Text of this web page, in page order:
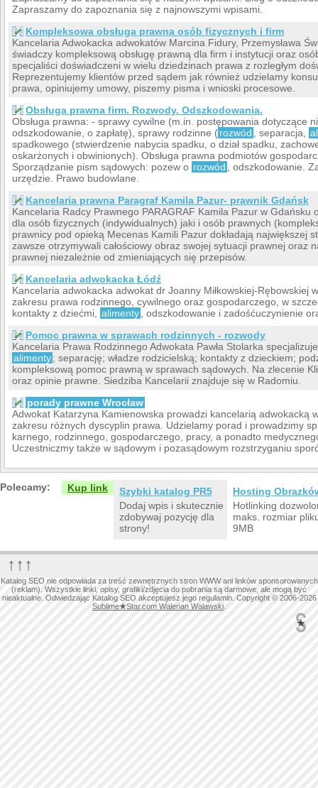
Zapraszamy do zapoznania się z najnowszymi wpisami.
Kompleksowa obsługa prawna osób fizycznych i firm
Kancelaria Adwokacka adwokatów Marcina Fidury, Przemysława
świadczy kompleksową obsługę prawną dla firm i instytucji oraz
specjaliści doświadczeni w wielu dziedzinach prawa z rozległym
Reprezentujemy klientów przed sądem jak również udzielamy
prawa, opiniujemy umowy, piszemy pisma i wnioski procesowe.
Obsługa prawna firm. Rozwody. Odszkodowania.
Obsługa prawna: - sprawy cywilne (m.in. postępowania dotyczące
odszkodowanie, o zapłatę), sprawy rodzinne (rozwód , separacja,
spadkowego (stwierdzenie nabycia spadku, o dział spadku,
oskarżonych i obwinionych). Obsługa prawna podmiotów
Sporządzanie pism sądowych: pozew o rozwód
, odszkodowanie.
urzędzie. Prawo budowlane.
Kancelaria prawna Paragraf Kamila Pazur- prawnik Gdańsk
Kancelaria Radcy Prawnego PARAGRAF Kamila Pazur w Gdańsku
dla osób fizycznych (indywidualnych) jaki i osób prawnych
prawnicy pod opieką Mecenas Kamili Pazur dokładają największej
zawsze otrzymywali całościowy obraz swojej sytuacji prawnej oraz
prawnej niezależnie od zmieniających się przepisów.
Kancelaria adwokacka Łódź
Kancelaria adwokacka adwokat dr Joanny Miłkowskiej-Rębowskiej
zakresu prawa rodzinnego, cywilnego oraz gospodarczego, w
kontakty z dziećmi,
alimenty
, odszkodowanie i zadośćuczynienie
Pomoc prawna w sprawach rodzinnych - rozwody
Kancelaria Prawa Rodzinnego Adwokata Pawła Stolarka
alimenty; separację; władze rodzicielską; kontakty z dzieckiem;
kompleksową pomoc prawną w sprawach sądowych. Na zlecenie
oraz opinie prawne. Siedziba Kancelarii znajduje się w Radomiu.
porady prawne Wrocław
Adwokat Katarzyna Kamienowska prowadzi kancelarią adwokacką
zakresu różnych dyscyplin prawa. Udzielamy porad i prowadzimy
karnego, rodzinnego, gospodarczego, pracy, a ponadto
Uczestniczmy także w sądowym i pozasądowym rozstrzyganiu
Polecamy: Kup link
Szybki katalog PR5
Dodaj wpis i skutecznie
zdobywaj pozycję dla
strony!
Hosting
Hotlinking
maks. rozmiar
9MB
↑↑↑
Katalog SEO nie odpowiada za treść zewnętrznych stron WWW ani linków sponsorowanych
(reklam). Wszystkie linki, opisy, grafiki/zdjęcia do pobrania są darmowe, ale mogą być
nieaktualne. Odwiedzając Katalog SEO akceptujesz jego regulamin. Copyright © 2006-2026
Sublime★Star.com Walerian Walawski